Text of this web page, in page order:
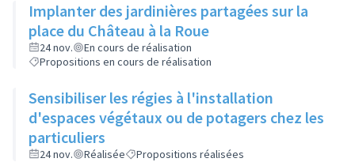
Implanter des jardinières partagées sur la
place du Château à la Roue
24 nov.
En cours de réalisation
Propositions en cours de réalisation
Sensibiliser les régies à l'installation
d'espaces végétaux ou de potagers chez les
particuliers
24 nov. Réalisée Propositions réalisées